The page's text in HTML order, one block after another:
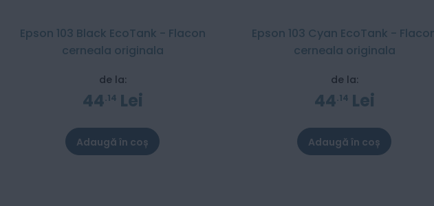
Epson 103 Black EcoTank - Flacon
cerneala originala
de la:
44 14 Lei
Adaugă în coș
Epson 103 Cyan EcoTank -
cerneala originala
de la:
44 14 Lei
Adaugă în coș